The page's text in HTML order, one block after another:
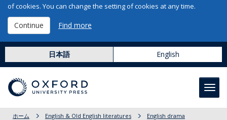
of cookies. You can change the setting of cookies at any time.
Continue Find more
日本語 English
ホーム English & Old English literatures
English drama